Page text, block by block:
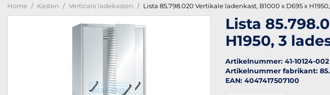
Home Kasten Verticale ladekasten Lista 85.798.020 Vertikale ladenkast, B1000 x D695 x
Lista
H1950, 3
Artikelnummer: 41-10124-002
Artikelnummer fabrikant:
EAN: 4047417507100